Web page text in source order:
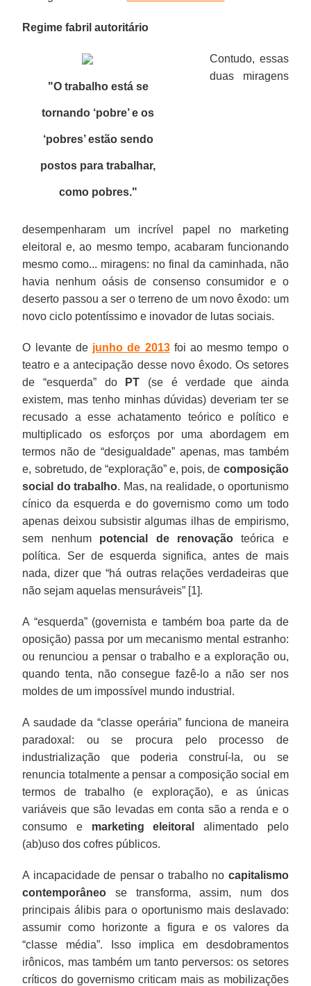
Regime fabril autoritário
"O trabalho está se
tornando ‘pobre’ e os
‘pobres’ estão sendo
postos para trabalhar,
como pobres."
Contudo, essas
duas miragens
desempenharam um incrível papel no marketing
eleitoral e, ao mesmo tempo, acabaram funcionando
mesmo como... miragens: no final da caminhada, não
havia nenhum oásis de consenso consumidor e o
deserto passou a ser o terreno de um novo êxodo: um
novo ciclo potentíssimo e inovador de lutas sociais.
O levante de junho de 2013foi ao mesmo tempo o
teatro e a antecipação desse novo êxodo. Os setores
de “esquerda” do
PT (se é verdade que ainda
existem, mas tenho minhas dúvidas) deveriam ter se
recusado a esse achatamento teórico e político e
multiplicado os esforços por uma abordagem em
termos não de “desigualdade” apenas, mas também
e, sobretudo, de “exploração” e, pois, de composição
social do trabalho. Mas, na realidade, o oportunismo
cínico da esquerda e do governismo como um todo
apenas deixou subsistir algumas ilhas de empirismo,
sem nenhum potencial de renovaçãoteórica e
política. Ser de esquerda significa, antes de mais
nada, dizer que “há outras relações verdadeiras que
não sejam aquelas mensuráveis” [1].
A “esquerda” (governista e também boa parte da de
oposição) passa por um mecanismo mental estranho:
ou renunciou a pensar o trabalho e a exploração ou,
quando tenta, não consegue fazê-lo a não ser nos
moldes de um impossível mundo industrial.
A saudade da “classe operária” funciona de maneira
paradoxal: ou se procura pelo processo de
industrialização que poderia construí-la, ou se
renuncia totalmente a pensar a composição social em
termos de trabalho (e exploração), e as únicas
variáveis que são levadas em conta são a renda e o
consumo e marketing eleitoral
alimentado pelo
(ab)uso dos cofres públicos.
A incapacidade de pensar o trabalho no capitalismo
contemporâneo se transforma, assim, num dos
principais álibis para o oportunismo mais deslavado:
assumir como horizonte a figura e os valores da
“classe média”. Isso implica em desdobramentos
irônicos, mas também um tanto perversos: os setores
críticos do governismo criticam mais as mobilizações